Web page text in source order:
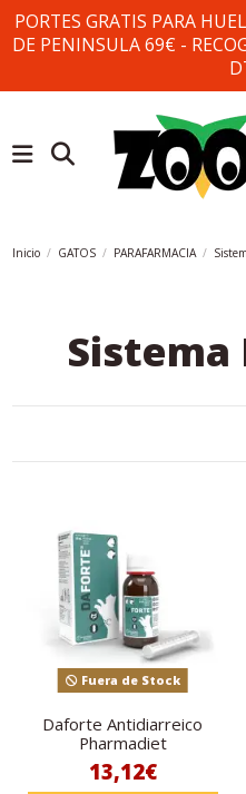
PORTES GRATIS PARA
DE PENINSULA 69€ -
Inicio GATOS PARAFARMACIA
Sistema
Fuera de Stock
Daforte Antidiarreico
Pharmadiet
13,12€